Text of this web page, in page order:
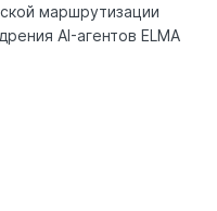
маршрутизации
AI-агентов ELMA